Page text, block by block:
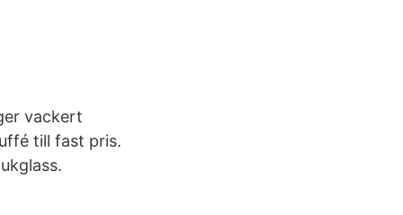
vackert
till fast pris.